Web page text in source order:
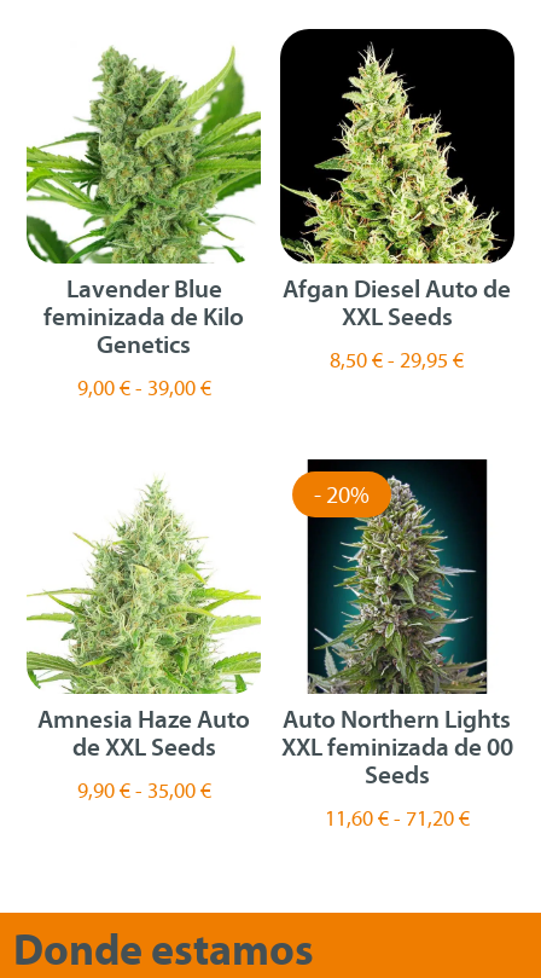
Lavender Blue
feminizada de Kilo
Genetics
9,00€- 39,00€Rango
39,00 €
Afgan Diesel Auto de
XXL Seeds
8,50€- 29,95€Rango
desde
Amnesia Haze Auto
de XXL Seeds
9,90€- 35,00€Rango
9,90 €
hasta
- 20%
Auto Northern Lights
XXL feminizada de 00
Seeds
11,60€- 71,20€Rango
desde
Donde estamos